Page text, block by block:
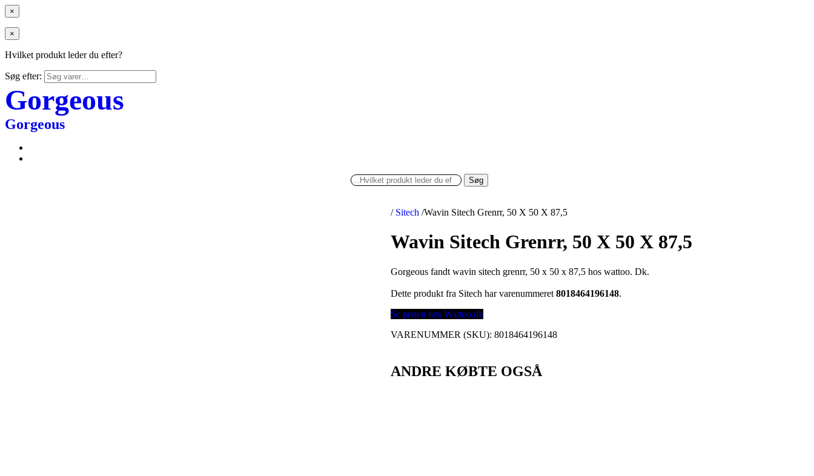
×
×
Hvilket produkt leder du efter?
Søg efter:
Gorgeous
Gorgeous
Søg
/ Sitech /Wavin Sitech Grenrr, 50 X 50 X 87,5
Wavin Sitech Grenrr, 50 X 50 X 87,5
Gorgeous fandt wavin sitech grenrr, 50 x 50 x 87,5 hos wattoo. Dk.
Dette produkt fra Sitech har varenummeret8018464196148.
Se prisen hos Wattoo.dk
VARENUMMER (SKU):8018464196148
ANDRE KØBTE OGSÅ